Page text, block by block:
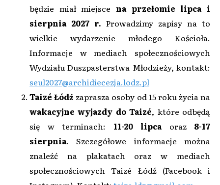
będzie miał miejsce na przełomie lipca i
sierpnia 2027 r. Prowadzimy zapisy na to
wielkie wydarzenie młodego Kościoła.
Informacje w mediach społecznościowych
Wydziału Duszpasterstwa Młodzieży, kontakt:
seul2027@archidiecezja.lodz.pl
Taizé Łódź zaprasza osoby od 15 roku życia na
wakacyjne wyjazdy do Taizé, które odbędą
się w terminach: 11-20 lipcaoraz 8-17
sierpnia. Szczegółowe informacje można
znaleźć na plakatach oraz w mediach
społecznościowych Taizé Łódź (Facebook i